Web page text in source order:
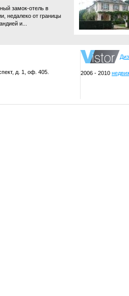
замок-отель в
недалеко от границы
и...
д. 1, оф. 405. 2006 - 2010